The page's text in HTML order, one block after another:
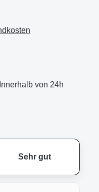
von 24h
nicht verfügbar.)
Sehr gut